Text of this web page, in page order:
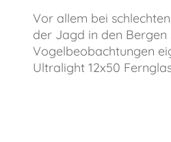
Vor allem bei
der Jagd in den Bergen
Vogelbeobachtungen
Ultralight 12x50